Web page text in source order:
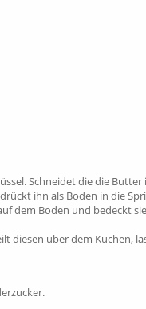
Schneidet die die
ihn als Boden in die
dem Boden und bedeckt
diesen über dem Kuchen,